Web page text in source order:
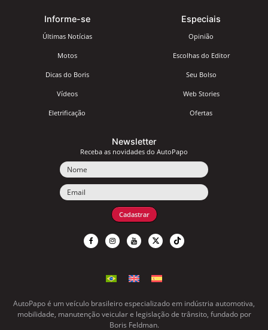
Informe-se
Últimas Notícias
Motos
Dicas do Boris
Vídeos
Eletrificação
Especiais
Opinião
Escolhas do Editor
Seu Bolso
Web Stories
Ofertas
Newsletter
Receba as novidades do AutoPapo
Cadastrar
AutoPapo é um veículo brasileiro especializado em indústria automotiva,
mobilidade, manutenção veicular e legislação de trânsito, fundado por
Boris Feldman.